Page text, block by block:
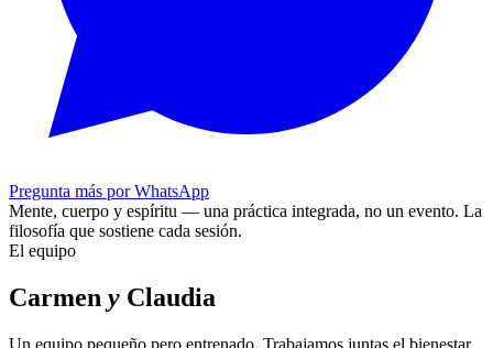
Pregunta más por WhatsApp
Mente, cuerpo y espíritu — una práctica integrada, no un evento. La
filosofía que sostiene cada sesión.
El equipo
Carmen y Claudia
Un equipo pequeño pero entrenado. Trabajamos juntas el bienestar